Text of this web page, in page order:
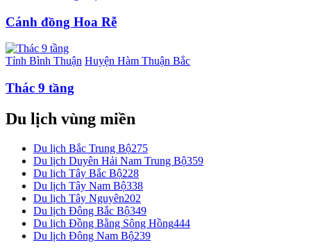
Cánh đồng Hoa Rễ
Tỉnh Bình Thuận Huyện Hàm Thuận Bắc
Thác 9 tầng
Du lịch vùng miền
Du lịch Bắc Trung Bộ275
Du lịch Duyên Hải Nam Trung Bộ359
Du lịch Tây Bắc Bộ228
Du lịch Tây Nam Bộ338
Du lịch Tây Nguyên202
Du lịch Đông Bắc Bộ349
Du lịch Đồng Bằng Sông Hồng444
Du lịch Đông Nam Bộ239